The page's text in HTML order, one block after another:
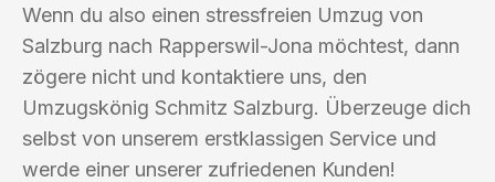
Wenn du also einen stressfreien Umzug von
Salzburg nach Rapperswil-Jona möchtest, dann
zögere nicht und kontaktiere uns, den
Umzugskönig Schmitz Salzburg. Überzeuge dich
selbst von unserem erstklassigen Service und
werde einer unserer zufriedenen Kunden!